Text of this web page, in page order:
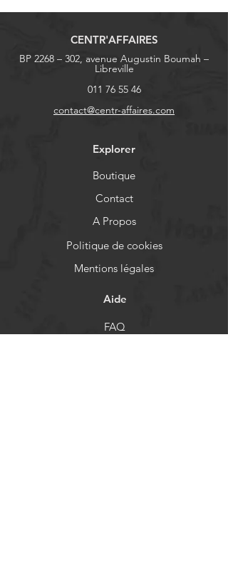
CENTR'AFFAIRES
BP 2268 – 302, avenue Augustin Boumah –
Libreville
011 76 55 46
contact@centr-affaires.com
Explorer
Boutique
Contact
A Propos
Politique de cookies
Mentions légales
Aide
FAQ